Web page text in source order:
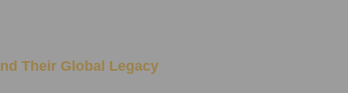
Their Global Legacy